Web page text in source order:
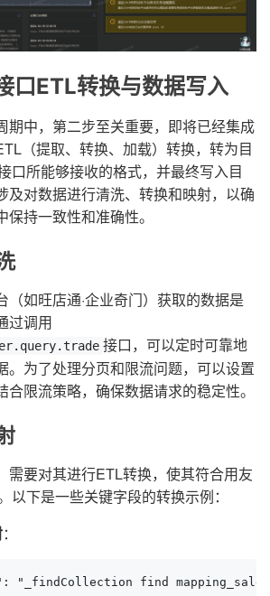
口ETL转换与数据写入
期中，第二步至关重要，即将已经集成
（提取、转换、加载）转换，转为目
口所能够接收的格式，并最终写入目
及对数据进行清洗、转换和映射，以确
持一致性和准确性。
（如旺店通·企业奇门）获取的数据是
过调用
接口，可以定时可靠地
。为了处理分页和限流问题，可以设置
限流策略，确保数据请求的稳定性。
需要对其进行ETL转换，使其符合用友
以下是一些关键字段的转换示例：
：
"_findCollection find